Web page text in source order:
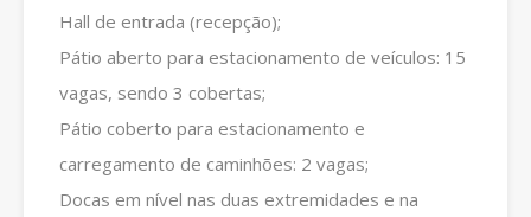
Hall de entrada (recepção);
Pátio aberto para estacionamento de veículos: 15
vagas, sendo 3 cobertas;
Pátio coberto para estacionamento e
carregamento de caminhões: 2 vagas;
Docas em nível nas duas extremidades e na